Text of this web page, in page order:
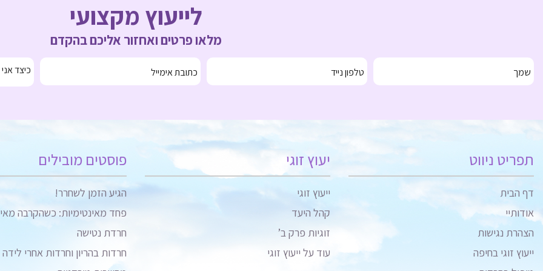
לייעוץ מקצועי
מלאו פרטים ואחזור אליכם בהקדם
תפריט ניווט
דף הבית
אודותיי
הצהרת נגישות
ייעוץ זוגי בחיפה
יעוץ זוגי
ייעוץ זוגי
קהל היעד
זוגיות פרק ב’
עוד על ייעוץ זוגי
פוסטים מובילים
הגיע הזמן לשחרר!
פחד מאינטימיות: כשהקרבה
חרדת נטישה
חרדות בהריון וחרדות אחרי לידה